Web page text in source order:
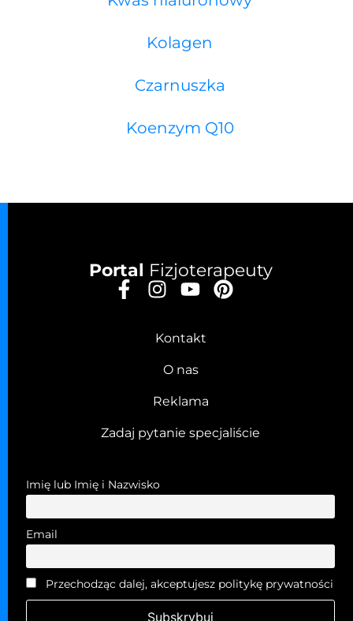
Kolagen
Czarnuszka
Koenzym Q10
Portal Fizjoterapeuty
Kontakt
O nas
Reklama
Zadaj pytanie specjaliście
Imię lub Imię i Nazwisko
Email
Przechodząc dalej, akceptujesz politykę prywatności